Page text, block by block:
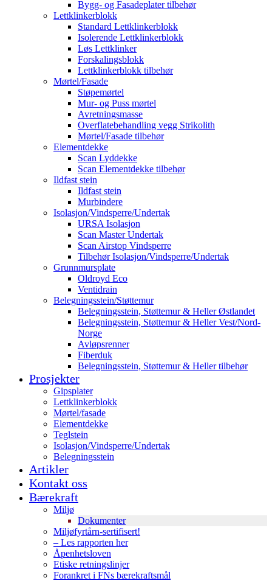
Bygg- og Fasadeplater tilbehør
Lettklinkerblokk
Standard Lettklinkerblokk
Isolerende Lettklinkerblokk
Løs Lettklinker
Forskalingsblokk
Lettklinkerblokk tilbehør
Mørtel/Fasade
Støpemørtel
Mur- og Puss mørtel
Avretningsmasse
Overflatebehandling vegg Strikolith
Mørtel/Fasade tilbehør
Elementdekke
Scan Lyddekke
Scan Elementdekke tilbehør
Ildfast stein
Ildfast stein
Murbindere
Isolasjon/Vindsperre/Undertak
URSA Isolasjon
Scan Master Undertak
Scan Airstop Vindsperre
Tilbehør Isolasjon/Vindsperre/Undertak
Grunnmursplate
Oldroyd Eco
Ventidrain
Belegningsstein/Støttemur
Belegningsstein, Støttemur & Heller Østlandet
Belegningsstein, Støttemur & Heller Vest/Nord-
Norge
Avløpsrenner
Fiberduk
Belegningsstein, Støttemur & Heller tilbehør
Prosjekter
Gipsplater
Lettklinkerblokk
Mørtel/fasade
Elementdekke
Teglstein
Isolasjon/Vindsperre/Undertak
Belegningsstein
Artikler
Kontakt oss
Bærekraft
Miljø
Dokumenter
Miljøfyrtårn-sertifisert!
– Les rapporten her
Åpenhetsloven
Etiske retningslinjer
Forankret i FNs bærekraftsmål